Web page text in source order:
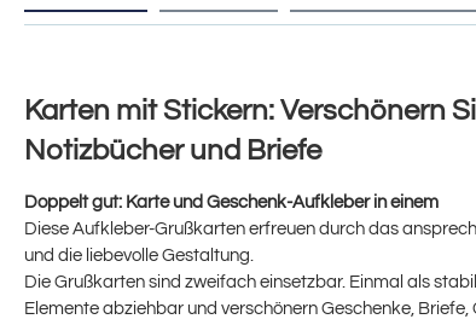
Karten mit Stickern: Verschönern
Notizbücher und Briefe
Doppelt gut: Karte und Geschenk-Aufkleber in einem
Diese Aufkleber-Grußkarten erfreuen durch das
und die liebevolle Gestaltung.
Die Grußkarten sind zweifach einsetzbar. Einmal als
Elemente abziehbar und verschönern Geschenke, Briefe,